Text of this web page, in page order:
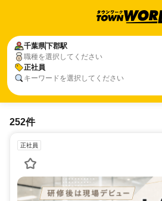
千葉県下郡駅
職種を選択してください
正社員
キーワードを選択してください
252件
正社員